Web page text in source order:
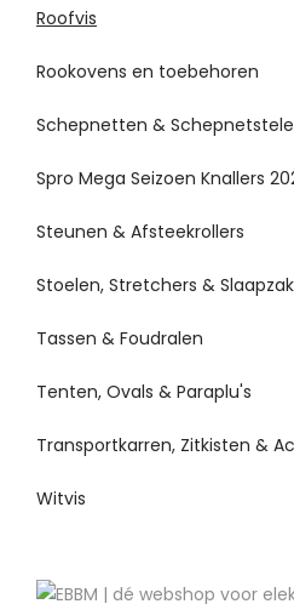
Roofvis
Rookovens en toebehoren
Schepnetten &
Spro Mega Seizoen Knallers
Steunen & Afsteekrollers
Stoelen, Stretchers &
Tassen & Foudralen
Tenten, Ovals & Paraplu's
Transportkarren, Zitkisten &
Witvis